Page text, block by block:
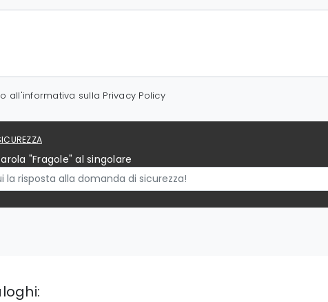
all'informativa sulla Privacy Policy
"Fragole" al singolare